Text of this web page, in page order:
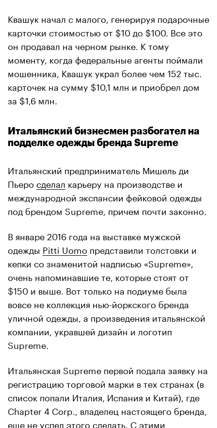
Квашук начал с малого, генерируя подарочные
карточки стоимостью от $10 до $100. Все это
он продавал на черном рынке. К тому
моменту, когда федеральные агенты поймали
мошенника, Квашук украл более чем 152 тыс.
карточек на сумму $10,1 млн и приобрел дом
за $1,6 млн.
Итальянский бизнесмен разбогател на
подделке одежды бренда Supreme
Итальянский предприниматель Мишель ди
Пьеро сделал карьеру на производстве и
международной экспансии фейковой одежды
под брендом Supreme, причем почти законно.
В январе 2016 года на выставке мужской
одежды Pitti Uomo представили толстовки и
кепки со знаменитой надписью «Supreme»,
очень напоминавшие те, которые стоят от
$150 и выше. Вот только на подиуме была
вовсе не коллекция нью-йоркского бренда
уличной одежды, а произведения итальянской
компании, укравшей дизайн и логотип
Supreme.
Итальянская Supreme первой подала заявку на
регистрацию торговой марки в тех странах (в
список попали Италия, Испания и Китай), где
Chapter 4 Corp., владелец настоящего бренда,
еще не успел этого сделать. С этими